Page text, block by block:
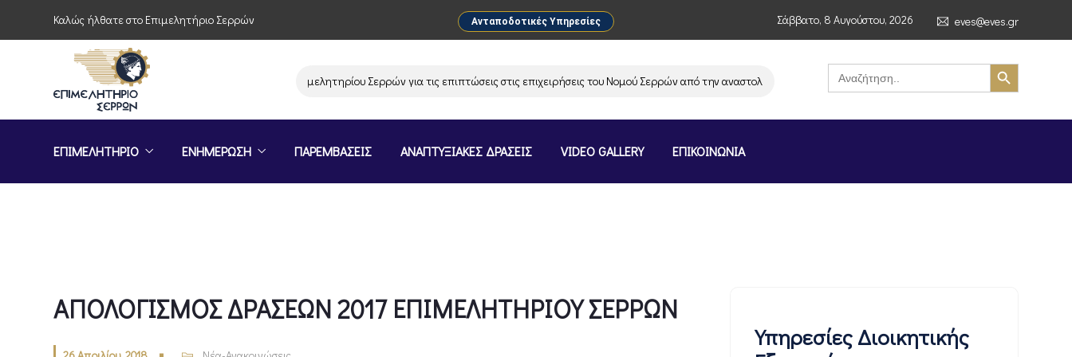
Καλώς ήλθατε στο Επιμελητήριο Σερρών Ανταποδοτικές Υπηρεσίες Σάββατο, 8 Αυγούστου, 2026 eves@eves.gr
Παρέμβαση του Επιμελητηρίου Σερρών για τις επιπτώσεις στις επιχειρήσεις του Νομού Σερρών από την αναστολή λειτουργίας της αλυσίδας σούπερ μάρκετ MERE στην Ελλάδα –
Search
for:
Search Button
ΕΠΙΜΕΛΗΤΗΡΙΟ ΕΝΗΜΕΡΩΣΗ ΠΑΡΕΜΒΑΣΕΙΣ ΑΝΑΠΤΥΞΙΑΚΕΣ ΔΡΑΣΕΙΣ VIDEO GALLERY ΕΠΙΚΟΙΝΩΝΙΑ
ΑΠΟΛΟΓΙΣΜΟΣ ΔΡΑΣΕΩΝ 2017 ΕΠΙΜΕΛΗΤΗΡΙΟΥ ΣΕΡΡΩΝ
Υπηρεσίες Διοικητικής